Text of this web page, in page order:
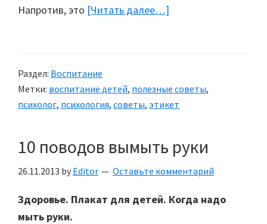
Напротив, это [Читать далее…]
Раздел: Воспитание
Метки: воспитание детей, полезные советы,
психолог, психология, советы, этикет
10 поводов вымыть руки
26.11.2013 by Editor Оставьте комментарий
Здоровье. Плакат для детей. Когда надо
мыть руки.